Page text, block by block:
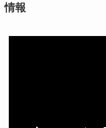
情報